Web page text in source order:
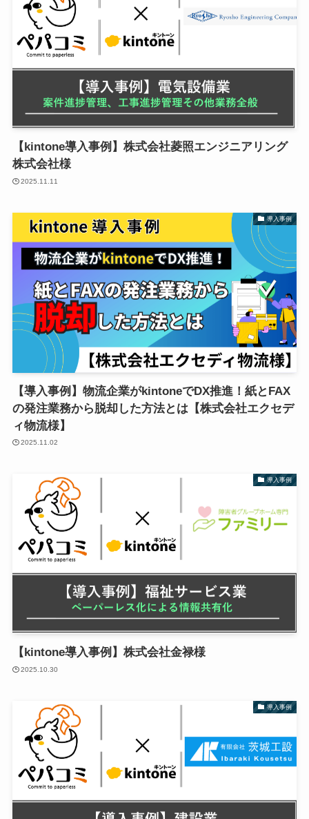
【kintone導入事例】株式会社菱照エンジニアリング
株式会社様
2025.11.11
導入事例
【導入事例】物流企業がkintoneでDX推進！紙とFAX
の発注業務から脱却した方法とは【株式会社エクセデ
ィ物流様】
2025.11.02
導入事例
【kintone導入事例】株式会社金禄様
2025.10.30
導入事例